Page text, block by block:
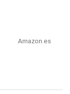
Amazon.es